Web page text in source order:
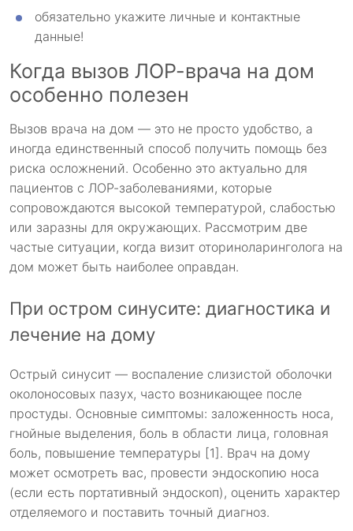
обязательно укажите личные и контактные
данные!
Когда вызов ЛОР-врача на дом
особенно полезен
Вызов врача на дом — это не просто удобство, а
иногда единственный способ получить помощь без
риска осложнений. Особенно это актуально для
пациентов с ЛОР-заболеваниями, которые
сопровождаются высокой температурой, слабостью
или заразны для окружающих. Рассмотрим две
частые ситуации, когда визит оториноларинголога на
дом может быть наиболее оправдан.
При остром синусите: диагностика и
лечение на дому
Острый синусит — воспаление слизистой оболочки
околоносовых пазух, часто возникающее после
простуды. Основные симптомы: заложенность носа,
гнойные выделения, боль в области лица, головная
боль, повышение температуры [1]. Врач на дому
может осмотреть вас, провести эндоскопию носа
(если есть портативный эндоскоп), оценить характер
отделяемого и поставить точный диагноз.